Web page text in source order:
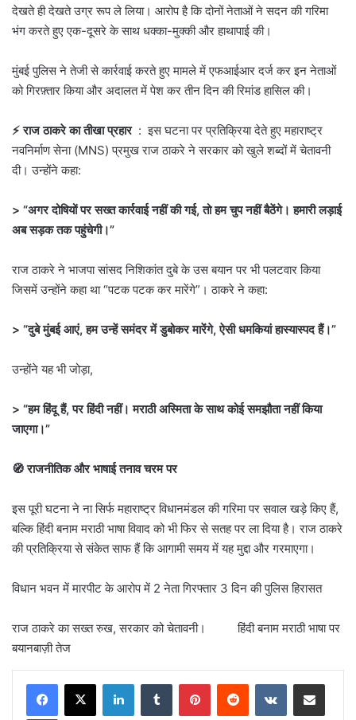
देखते ही देखते उग्र रूप ले लिया। आरोप है कि दोनों नेताओं ने सदन की गरिमा
भंग करते हुए एक-दूसरे के साथ धक्का-मुक्की और हाथापाई की।
मुंबई पुलिस ने तेजी से कार्रवाई करते हुए मामले में एफआईआर दर्ज कर इन नेताओं
को गिरफ़्तार किया और अदालत में पेश कर तीन दिन की रिमांड हासिल की।
⚡ राज ठाकरे का तीखा प्रहार: इस घटना पर प्रतिक्रिया देते हुए महाराष्ट्र
नवनिर्माण सेना (MNS) प्रमुख राज ठाकरे ने सरकार को खुले शब्दों में चेतावनी
दी। उन्होंने कहा:
> “अगर दोषियों पर सख्त कार्रवाई नहीं की गई, तो हम चुप नहीं बैठेंगे। हमारी लड़ाई
अब सड़क तक पहुंचेगी।”
राज ठाकरे ने भाजपा सांसद निशिकांत दुबे के उस बयान पर भी पलटवार किया
जिसमें उन्होंने कहा था “पटक पटक कर मारेंगे”। ठाकरे ने कहा:
> “दुबे मुंबई आएं, हम उन्हें समंदर में डुबोकर मारेंगे, ऐसी धमकियां हास्यास्पद हैं।”
उन्होंने यह भी जोड़ा,
> “हम हिंदू हैं, पर हिंदी नहीं। मराठी अस्मिता के साथ कोई समझौता नहीं किया
जाएगा।”
🧭 राजनीतिक और भाषाई तनाव चरम पर
इस पूरी घटना ने ना सिर्फ महाराष्ट्र विधानमंडल की गरिमा पर सवाल खड़े किए हैं,
बल्कि हिंदी बनाम मराठी भाषा विवाद को भी फिर से सतह पर ला दिया है। राज ठाकरे
की प्रतिक्रिया से संकेत साफ हैं कि आगामी समय में यह मुद्दा और गरमाएगा।
विधान भवन में मारपीट के आरोप में 2 नेता गिरफ्तार 3 दिन की पुलिस हिरासत
राज ठाकरे का सख्त रुख, सरकार को चेतावनी। हिंदी बनाम मराठी भाषा पर
बयानबाज़ी तेज